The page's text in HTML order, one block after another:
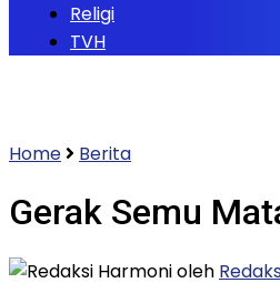
Religi
TVH
Home Berita
Gerak Semu
oleh